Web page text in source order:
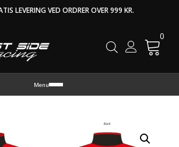
LEVERING VED ORDRER OVER 999 KR.
0
Menu